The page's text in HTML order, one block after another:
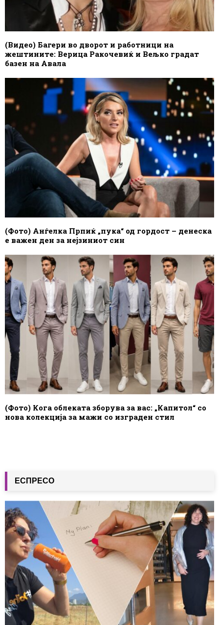
(Видео) Багери во дворот и работници на
жештините: Верица Ракочевиќ и Вељко градат
базен на Авала
(Фото) Анѓелка Прпиќ „пука“ од гордост – денеска
е важен ден за нејзиниот син
(Фото) Кога облеката зборува за вас: „Капитол“ со
нова колекција за мажи со изграден стил
ЕСПРЕСО